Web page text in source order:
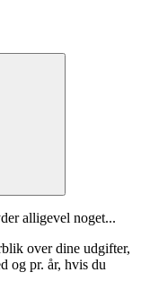
alligevel noget...
over dine udgifter,
og pr. år, hvis du